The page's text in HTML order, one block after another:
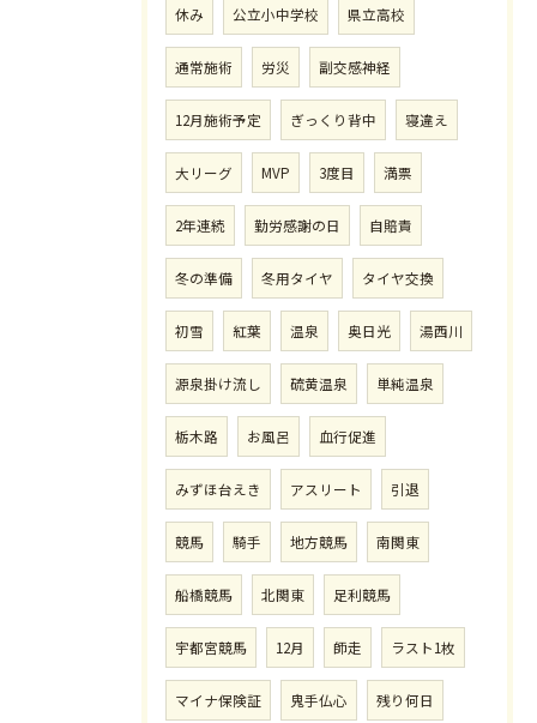
休み 公立小中学校 県立高校
通常施術 労災 副交感神経
12月施術予定 ぎっくり背中 寝違え
大リーグ MVP 3度目 満票
2年連続 勤労感謝の日 自賠責
冬の準備 冬用タイヤ タイヤ交換
初雪 紅葉 温泉 奥日光 湯西川
源泉掛け流し 硫黄温泉 単純温泉
栃木路 お風呂 血行促進
みずほ台えき アスリート 引退
競馬 騎手 地方競馬 南関東
船橋競馬 北関東 足利競馬
宇都宮競馬 12月 師走 ラスト1枚
マイナ保険証 鬼手仏心 残り何日